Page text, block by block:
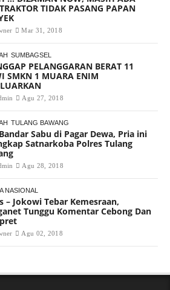
TIDAK PASANG PAPAN
Mar 31, 2018
SUMBAGSEL
PELANGGARAN BERAT 11
SMKN 1 MUARA ENIM
Agu 27, 2018
TULANG BAWANG
Sabu di Pagar Dewa, Pria ini
Satnarkoba Polres Tulang
Agu 28, 2018
NASIONAL
– Jokowi Tebar Kemesraan,
Tunggu Komentar Cebong Dan
Agu 02, 2018